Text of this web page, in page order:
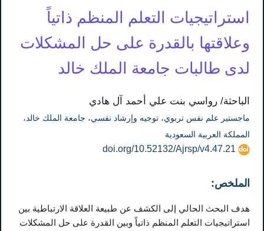
استراتيجيات التعلم المنظم ذاتياً
وعلاقتها بالقدرة على حل المشكلات
لدى طالبات جامعة الملك خالد
الباحثة/ رواسي بنت علي أحمد آل هادي
ماجستير علم نفس تربوي، توجيه وإرشاد نفسي، جامعة الملك خالد،
المملكة العربية السعودية
doi.org/10.52132/Ajrsp/v4.47.21
الملخص:
هدف البحث الحالي إلى الكشف عن طبيعة العلاقة الارتباطية بين
استراتيجيات التعلم المنظم ذاتياً وبين القدرة على حل المشكلات